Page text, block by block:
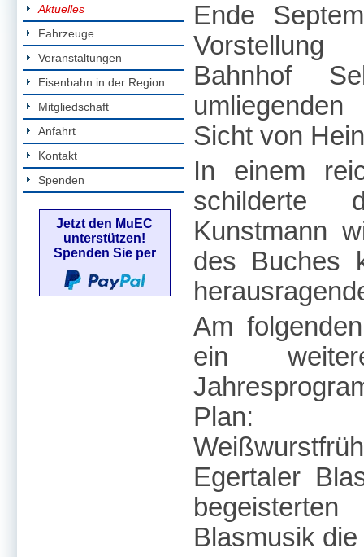
Aktuelles
Fahrzeuge
Veranstaltungen
Eisenbahn in der Region
Mitgliedschaft
Anfahrt
Kontakt
Spenden
Jetzt den MuEC
unterstützen!
Spenden Sie per
Ende
Bahnhof
Sicht von
In einem
schilderte
Kunstmann
des Buches
Am
ein
Plan:
Egertaler
Blasmusik